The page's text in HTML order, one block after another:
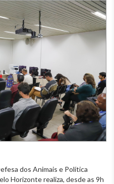
dos Animais e Política
Horizonte realiza, desde as 9h